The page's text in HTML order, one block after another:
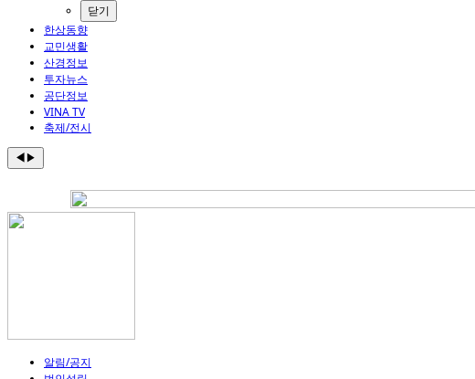
닫기
한상동향
교민생활
산경정보
투자뉴스
공단정보
VINA TV
축제/전시
◀▶
알림/공지